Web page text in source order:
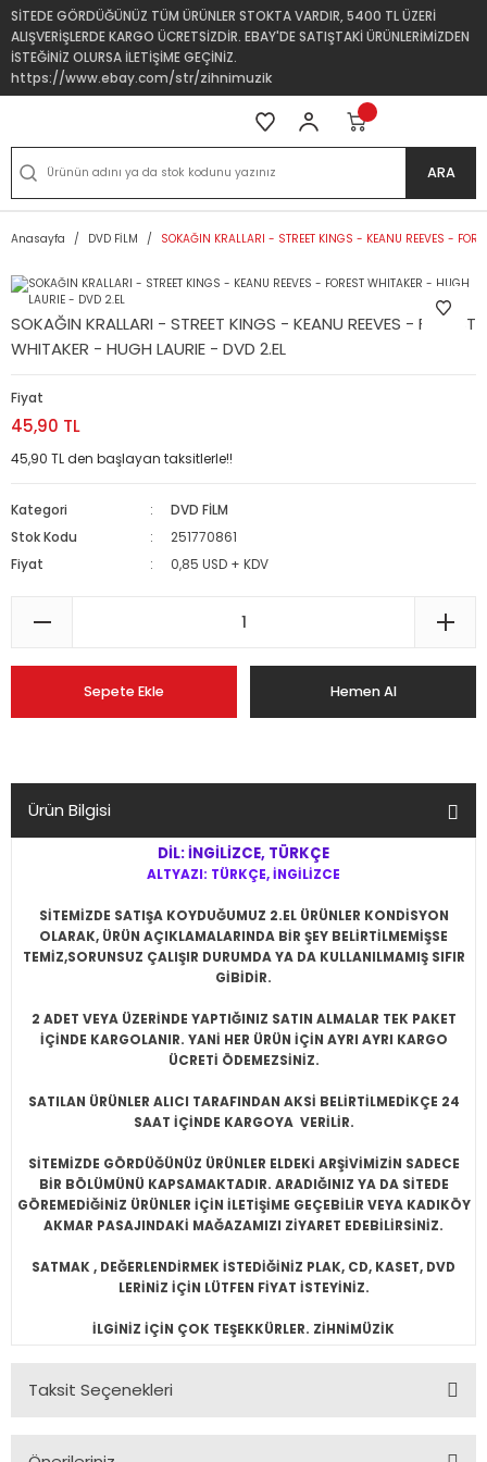
SİTEDE GÖRDÜĞÜNÜZ TÜM ÜRÜNLER STOKTA VARDIR, 5400 TL ÜZERİ
ALIŞVERİŞLERDE KARGO ÜCRETSİZDİR. EBAY'DE SATIŞTAKİ ÜRÜNLERİMİZDEN
İSTEĞİNİZ OLURSA İLETİŞİME GEÇİNİZ.
https://www.ebay.com/str/zihnimuzik
ARA
Anasayfa DVD FİLM SOKAĞIN KRALLARI - STREET KINGS - KEANU REEVES -
SOKAĞIN KRALLARI - STREET KINGS - KEANU REEVES - FOREST
WHITAKER - HUGH LAURIE - DVD 2.EL
Fiyat
45,90 TL
45,90 TL den başlayan taksitlerle!!
Kategori
DVD FİLM
Stok Kodu
251770861
Fiyat
0,85 USD + KDV
Sepete Ekle Hemen Al
Ürün Bilgisi
DİL: İNGİLİZCE, TÜRKÇE
ALTYAZI: TÜRKÇE, İNGİLİZCE
SİTEMİZDE SATIŞA KOYDUĞUMUZ 2.EL ÜRÜNLER KONDİSYON
OLARAK, ÜRÜN AÇIKLAMALARINDA BİR ŞEY BELİRTİLMEMİŞSE
TEMİZ,SORUNSUZ ÇALIŞIR DURUMDA YA DA KULLANILMAMIŞ SIFIR
GİBİDİR.
2 ADET VEYA ÜZERİNDE YAPTIĞINIZ SATIN ALMALAR TEK PAKET
İÇİNDE KARGOLANIR. YANİ HER ÜRÜN İÇİN AYRI AYRI KARGO
ÜCRETİ ÖDEMEZSİNİZ.
SATILAN ÜRÜNLER ALICI TARAFINDAN AKSİ BELİRTİLMEDİKÇE 24
SAAT İÇİNDE KARGOYA VERİLİR.
SİTEMİZDE GÖRDÜĞÜNÜZ ÜRÜNLER ELDEKİ ARŞİVİMİZİN SADECE
BİR BÖLÜMÜNÜ KAPSAMAKTADIR. ARADIĞINIZ YA DA SİTEDE
GÖREMEDİĞİNİZ ÜRÜNLER İÇİN İLETİŞİME GEÇEBİLİR VEYA KADIKÖY
AKMAR PASAJINDAKİ MAĞAZAMIZI ZİYARET EDEBİLİRSİNİZ.
SATMAK , DEĞERLENDİRMEK İSTEDİĞİNİZ PLAK, CD, KASET, DVD
LERİNİZ İÇİN LÜTFEN FİYAT İSTEYİNİZ.
İLGİNİZ İÇİN ÇOK TEŞEKKÜRLER. ZİHNİMÜZİK
Taksit Seçenekleri